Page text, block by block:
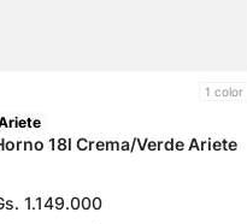
1 color
18l Crema/Verde Ariete
1.149.000